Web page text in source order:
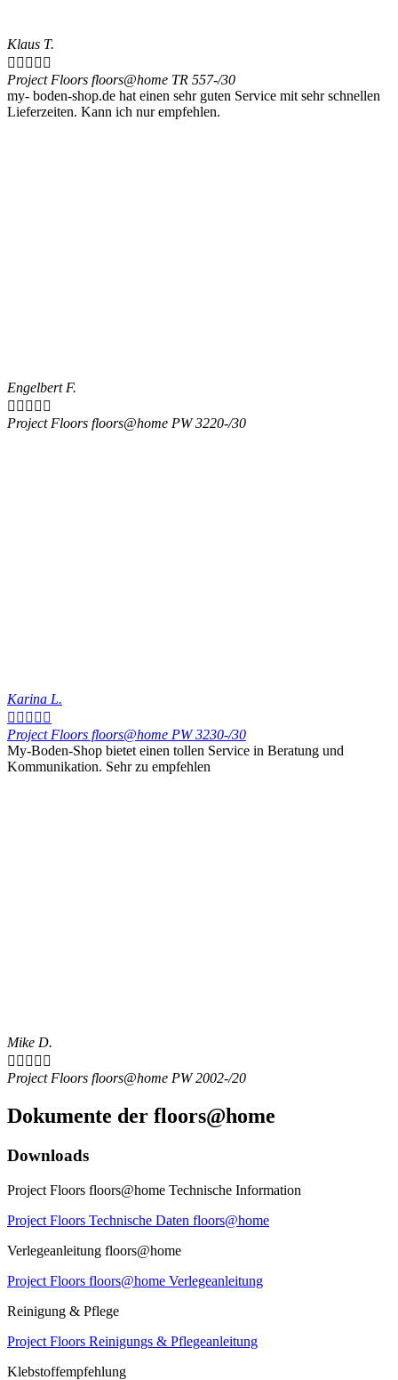
Klaus T.
    
Project Floors floors@home TR 557-/30
my- boden-shop.de hat einen sehr guten Service mit sehr schnellen
Lieferzeiten. Kann ich nur empfehlen.
Engelbert F.
    
Project Floors floors@home PW 3220-/30
Karina L.
    
Project Floors floors@home PW 3230-/30
My-Boden-Shop bietet einen tollen Service in Beratung und
Kommunikation. Sehr zu empfehlen
Mike D.
    
Project Floors floors@home PW 2002-/20
Dokumente der floors@home
Downloads
Project Floors floors@home Technische Information
Project Floors Technische Daten floors@home
Verlegeanleitung floors@home
Project Floors floors@home Verlegeanleitung
Reinigung & Pflege
Project Floors Reinigungs & Pflegeanleitung
Klebstoffempfehlung